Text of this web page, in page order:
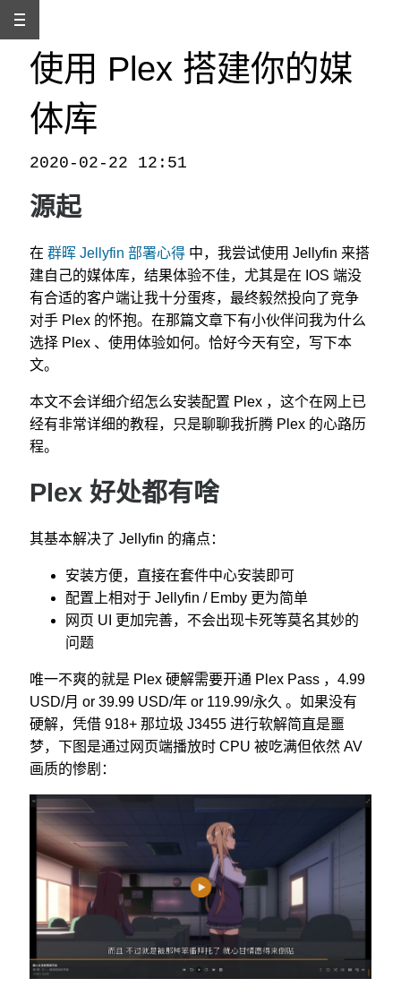
使用 Plex 搭建你的媒
体库
2020-02-22 12:51
源起
在群晖 Jellyfin 部署心得 中，我尝试使用 Jellyfin 来搭
建自己的媒体库，结果体验不佳，尤其是在 IOS 端没
有合适的客户端让我十分蛋疼，最终毅然投向了竞争
对手 Plex 的怀抱。在那篇文章下有小伙伴问我为什么
选择 Plex 、使用体验如何。恰好今天有空，写下本
文。
本文不会详细介绍怎么安装配置 Plex ，这个在网上已
经有非常详细的教程，只是聊聊我折腾 Plex 的心路历
程。
Plex 好处都有啥
其基本解决了 Jellyfin 的痛点：
安装方便，直接在套件中心安装即可
配置上相对于 Jellyfin / Emby 更为简单
网页 UI 更加完善，不会出现卡死等莫名其妙的
问题
唯一不爽的就是 Plex 硬解需要开通 Plex Pass ，4.99
USD/月 or 39.99 USD/年 or 119.99/永久 。如果没有
硬解，凭借 918+ 那垃圾 J3455 进行软解简直是噩
梦，下图是通过网页端播放时 CPU 被吃满但依然 AV
画质的惨剧：